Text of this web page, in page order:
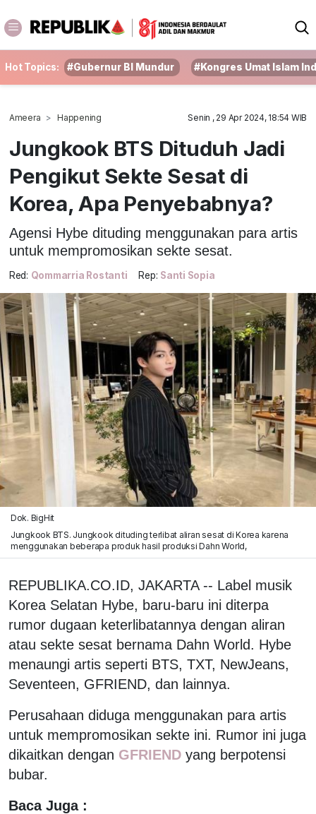
Hot Topics: #Gubernur BI Mundur #Kongres Umat Islam
Ameera Happening Senin , 29 Apr 2024, 18:54 WIB
Jungkook BTS Dituduh Jadi
Pengikut Sekte Sesat di
Korea, Apa Penyebabnya?
Agensi Hybe dituding menggunakan para artis
untuk mempromosikan sekte sesat.
Red: Qommarria Rostanti Rep: Santi Sopia
Dok. BigHit
Jungkook BTS. Jungkook dituding terlibat aliran sesat di Korea karena
menggunakan beberapa produk hasil produksi Dahn World,
REPUBLIKA.CO.ID, JAKARTA -- Label musik
Korea Selatan Hybe, baru-baru ini diterpa
rumor dugaan keterlibatannya dengan aliran
atau sekte sesat bernama Dahn World. Hybe
menaungi artis seperti BTS, TXT, NewJeans,
Seventeen, GFRIEND, dan lainnya.
Perusahaan diduga menggunakan para artis
untuk mempromosikan sekte ini. Rumor ini juga
dikaitkan dengan GFRIEND yang berpotensi
bubar.
Baca Juga :